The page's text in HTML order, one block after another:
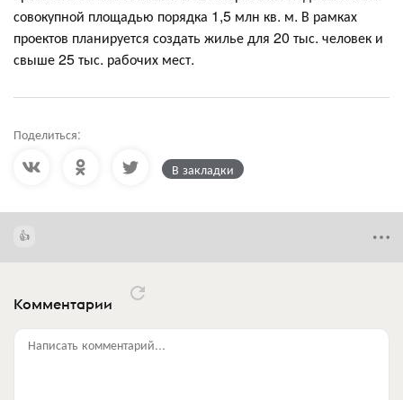
совокупной площадью порядка 1,5 млн кв. м. В рамках
проектов планируется создать жилье для 20 тыс. человек и
свыше 25 тыс. рабочих мест.
Поделиться:
В закладки
Комментарии
Написать комментарий...